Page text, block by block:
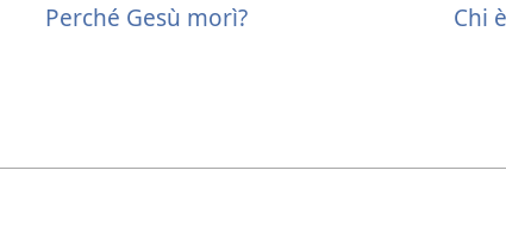
Perché Gesù morì? Chi